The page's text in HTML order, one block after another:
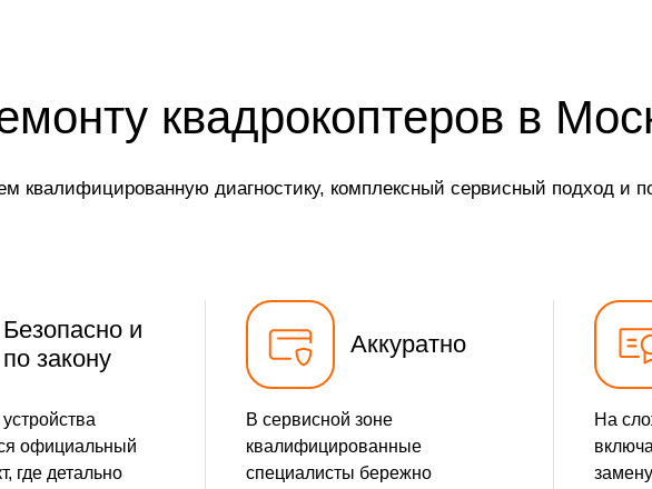
квадрокоптеров в
квалифицированную диагностику, комплексный сервисный подход и
Безопасно и
по закону
официальный
где детально
Аккуратно
В сервисной зоне
квалифицированные
специалисты бережно
На